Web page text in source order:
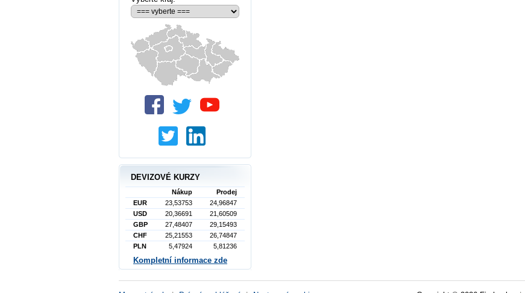
DEVIZOVÉ KURZY
Nákup
Prodej
EUR
23,53753
24,96847
USD
20,36691
21,60509
GBP
27,48407
29,15493
CHF
25,21553
26,74847
PLN
5,47924 5,81236
Kompletní informace zde